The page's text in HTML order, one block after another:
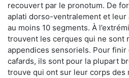
recouvert par le pronotum. De
aplati dorso-ventralement et leur
au moins 10 segments. À
trouvent les cerques qui ne sont
appendices sensoriels. Pour
cafards, ils sont pour la plupart
trouve qui ont sur leur corps des